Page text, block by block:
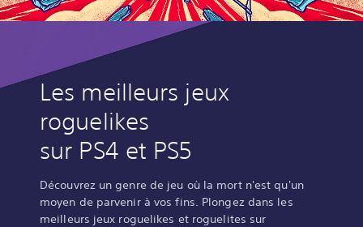
Les meilleurs jeux
roguelikes
sur PS4 et PS5
Découvrez un genre de jeu où la mort n'est qu'un
moyen de parvenir à vos fins. Plongez dans les
meilleurs jeux roguelikes et roguelites sur